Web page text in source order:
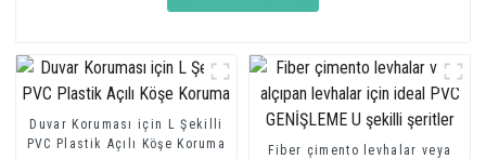
Duvar Koruması için L Şekilli
PVC Plastik Açılı Köşe Koruma
Fiber çimento levhalar veya